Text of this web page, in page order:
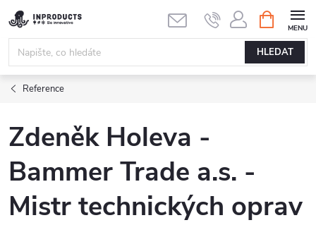
Přejít
na
obsah
HLEDAT
NÁKUPNÍ
KOŠÍK
Reference
Zdeněk Holeva -
Bammer Trade a.s. -
Mistr technických oprav